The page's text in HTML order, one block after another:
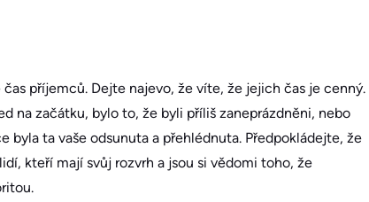
příjemců. Dejte najevo, že víte, že jejich čas je cenný.
na začátku, bylo to, že byli příliš zaneprázdněni, nebo
ta vaše odsunuta a přehlédnuta. Předpokládejte, že
kteří mají svůj rozvrh a jsou si vědomi toho, že